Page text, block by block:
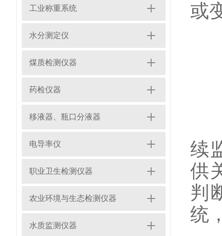
工业称重系统
水分测定仪
煤质检测仪器
药检仪器
移液器、瓶口分液器
电导率仪
职业卫生检测仪器
农业环境与生态检测仪器
水质监测仪器
或
续
供
判
统